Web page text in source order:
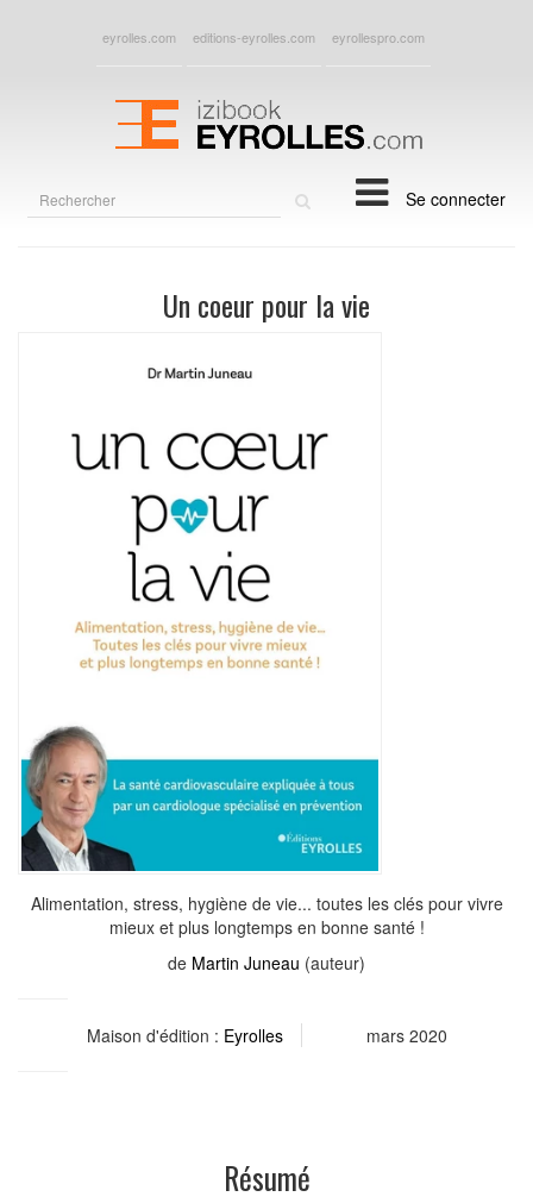
eyrolles.com editions-eyrolles.com eyrollespro.com
Se connecter
Un coeur pour la vie
Alimentation, stress, hygiène de vie... toutes les clés pour vivre
mieux et plus longtemps en bonne santé !
de Martin Juneau (auteur)
Maison d'édition : Eyrolles mars 2020
Résumé